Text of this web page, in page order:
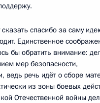
спасибо за саму
Единственное
бы обратить внимание:
мер безопасности,
ведь речь идёт о сборе
из зоны боевых
Отечественной войны